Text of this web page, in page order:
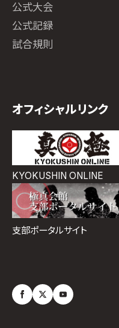
公式大会
公式記録
試合規則
オフィシャルリンク
KYOKUSHIN ONLINE
支部ポータルサイト